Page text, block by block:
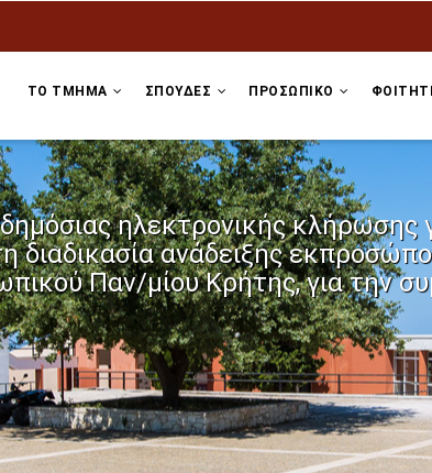
ΤΟ ΤΜΗΜΑ ΣΠΟΥΔΕΣ ΠΡΟΣΩΠΙΚΌ
ηλεκτρονικής κλήρωσης
διαδικασία ανάδειξης
Παν/μίου Κρήτης, για την